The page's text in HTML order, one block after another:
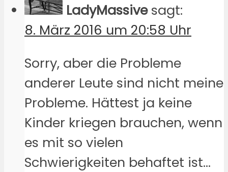
LadyMassive sagt:
8. März 2016 um 20:58 Uhr
Sorry, aber die Probleme
anderer Leute sind nicht meine
Probleme. Hättest ja keine
Kinder kriegen brauchen, wenn
es mit so vielen
Schwierigkeiten behaftet ist…